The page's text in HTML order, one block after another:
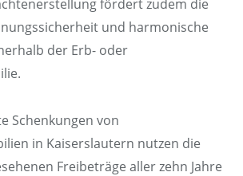
fördert zudem die
und harmonische
der Erb- oder
Schenkungen von
in Kaiserslautern nutzen die
Freibeträge aller zehn Jahre